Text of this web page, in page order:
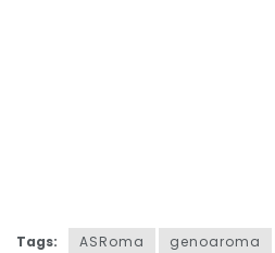
Tags: ASRoma genoaroma